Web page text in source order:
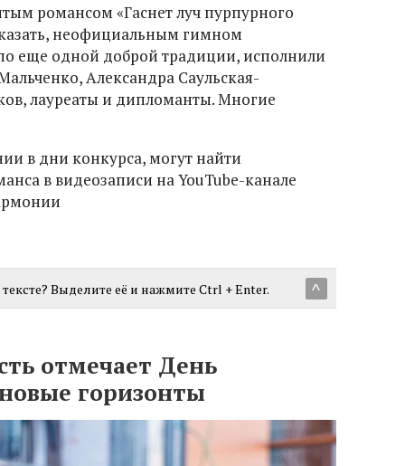
романсом «Гаснет луч пурпурного
неофициальным гимном
еще одной доброй традиции, исполнили
Александра Саульская-
лауреаты и дипломанты. Многие
в дни конкурса, могут найти
в видеозаписи на YouTube-канале
^
Выделите её и нажмите Ctrl + Enter.
отмечает День
горизонты